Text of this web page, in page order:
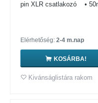
pin XLR csatlakozó •
Elérhetőség: 2-4 m.nap
KOSÁRBA!
Kivánságlistára rakom